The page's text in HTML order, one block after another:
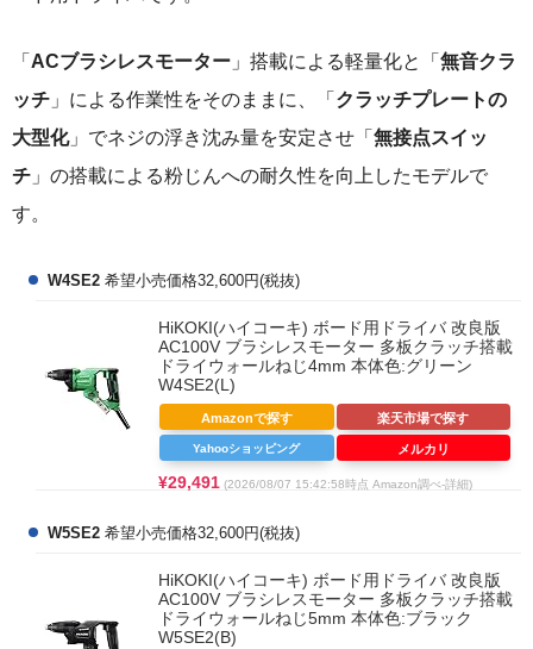
「 ACブラシレスモーター 」搭載による軽量化と「 無音クラ
ッチ 」による作業性をそのままに、「 クラッチプレートの
大型化」でネジの浮き沈み量を安定させ「 無接点スイッ
チ 」の搭載による粉じんへの耐久性を向上したモデルで
す。
W4SE2 希望小売価格32,600円(税抜)
HiKOKI(ハイコーキ) ボード用ドライバ 改良版
AC100V ブラシレスモーター 多板クラッチ搭載
ドライウォールねじ4mm 本体色:グリーン
W4SE2(L)
¥29,491 (2026/08/07 15:42:58時点 Amazon調べ-詳細)
Amazonで探す 楽天市場で探す
Yahooショッピング メルカリ
W5SE2 希望小売価格32,600円(税抜)
HiKOKI(ハイコーキ) ボード用ドライバ 改良版
AC100V ブラシレスモーター 多板クラッチ搭載
ドライウォールねじ5mm 本体色:ブラック
W5SE2(B)